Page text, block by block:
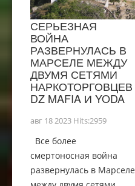
СЕРЬЕЗНАЯ
ВОЙНА
РАЗВЕРНУЛАСЬ В
МАРСЕЛЕ МЕЖДУ
ДВУМЯ СЕТЯМИ
НАРКОТОРГОВЦЕВ
DZ MAFIA И YODA
авг 18 2023 Hits:2959
Все более
смертоносная война
развернулась в Марселе